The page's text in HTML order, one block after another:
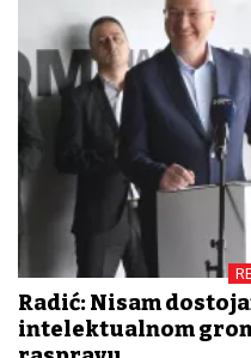
Radić: Nisam
intelektualnom